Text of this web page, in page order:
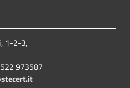
1-2-3,
973587